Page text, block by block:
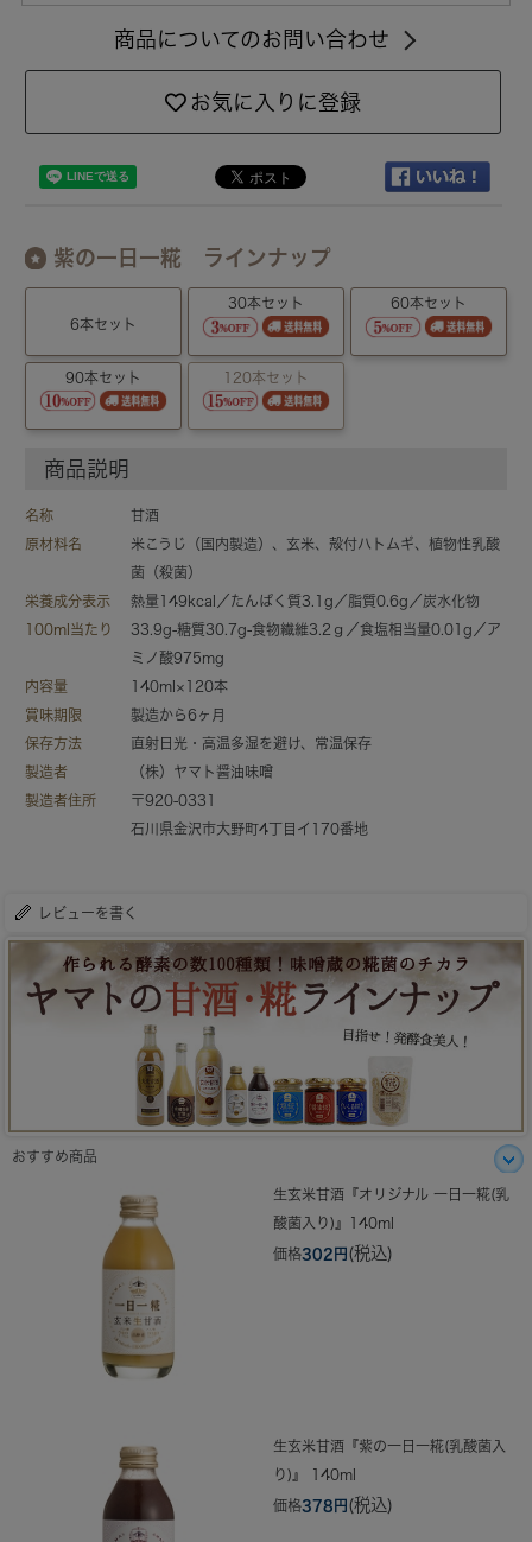
商品についてのお問い合わせ
お気に入りに登録
紫の一日一糀 ラインナップ
6本セット
30本セット 60本セット
90本セット 120本セット
商品説明
名称
甘酒
原材料名
米こうじ（国内製造）、玄米、殻付ハトムギ、植物性乳酸
菌（殺菌）
栄養成分表示
100ml当たり
熱量149kcal／たんぱく質3.1g／脂質0.6g／炭水化物
33.9g-糖質30.7g-食物繊維3.2ｇ／食塩相当量0.01g／ア
ミノ酸975mg
内容量
140ml×120本
賞味期限
製造から6ヶ月
保存方法
直射日光・高温多湿を避け、常温保存
製造者
（株）ヤマト醤油味噌
製造者住所
〒920-0331
石川県金沢市大野町4丁目イ170番地
レビューを書く
おすすめ商品
生玄米甘酒『オリジナル 一日一糀(乳
酸菌入り)』140ml
価格302円 (税込)
生玄米甘酒『紫の一日一糀(乳酸菌入
り)』 140ml
価格378円 (税込)